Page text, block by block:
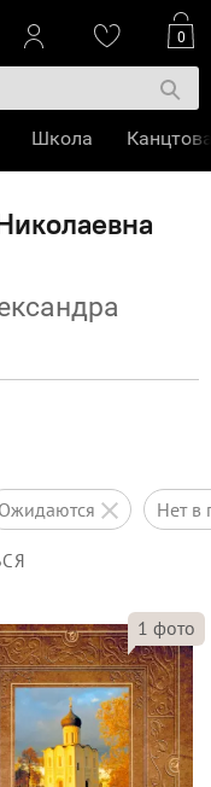
ожидаются нет
1 фото
0
Школа